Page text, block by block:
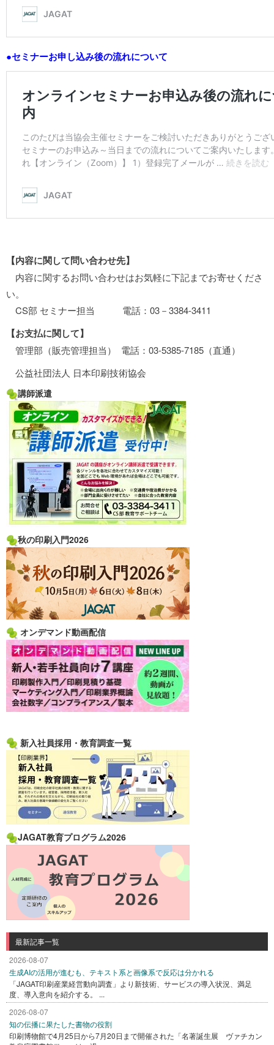
●セミナーお申し込み後の流れについて
【内容に関して問い合わせ先】
内容に関するお問い合わせはお気軽に下記までお寄せくださ
い。
CS部 セミナー担当 電話：03－3384-3411
【お支払に関して】
管理部（販売管理担当） 電話：03-5385-7185（直通）
公益社団法人 日本印刷技術協会
講師派遣
秋の印刷入門2026
オンデマンド動画配信
新入社員採用・教育調査一覧
JAGAT教育プログラム2026
最新記事一覧
2026-08-07
生成AIの活用が進むも、テキスト系と画像系で反応は分かれる
「JAGAT印刷産業経営動向調査」より新技術、サービスの導入状況、満足
度、導入意向を紹介する。 ...
2026-08-07
知の伝播に果たした書物の役割
印刷博物館で4月25日から7月20日まで開催された「名著誕生展 ヴァチカン